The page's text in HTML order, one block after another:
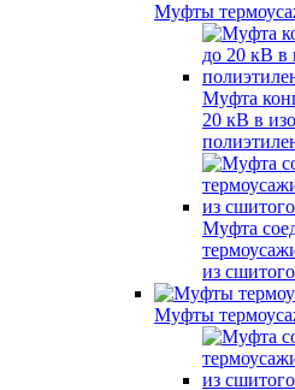
Муфты
Муфта
20 кВ в
Муфта
из
Муфты